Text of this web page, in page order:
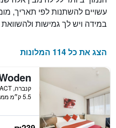
עשויים להשתנות לפי תאריך,
במידה ויש לך גמישות
הצג את כל 114 המלונות
קנברה, ACT, אוסטרליה
5.5 ק״מ ממרכז העיר